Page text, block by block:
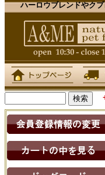
ハーロウブレンドやク